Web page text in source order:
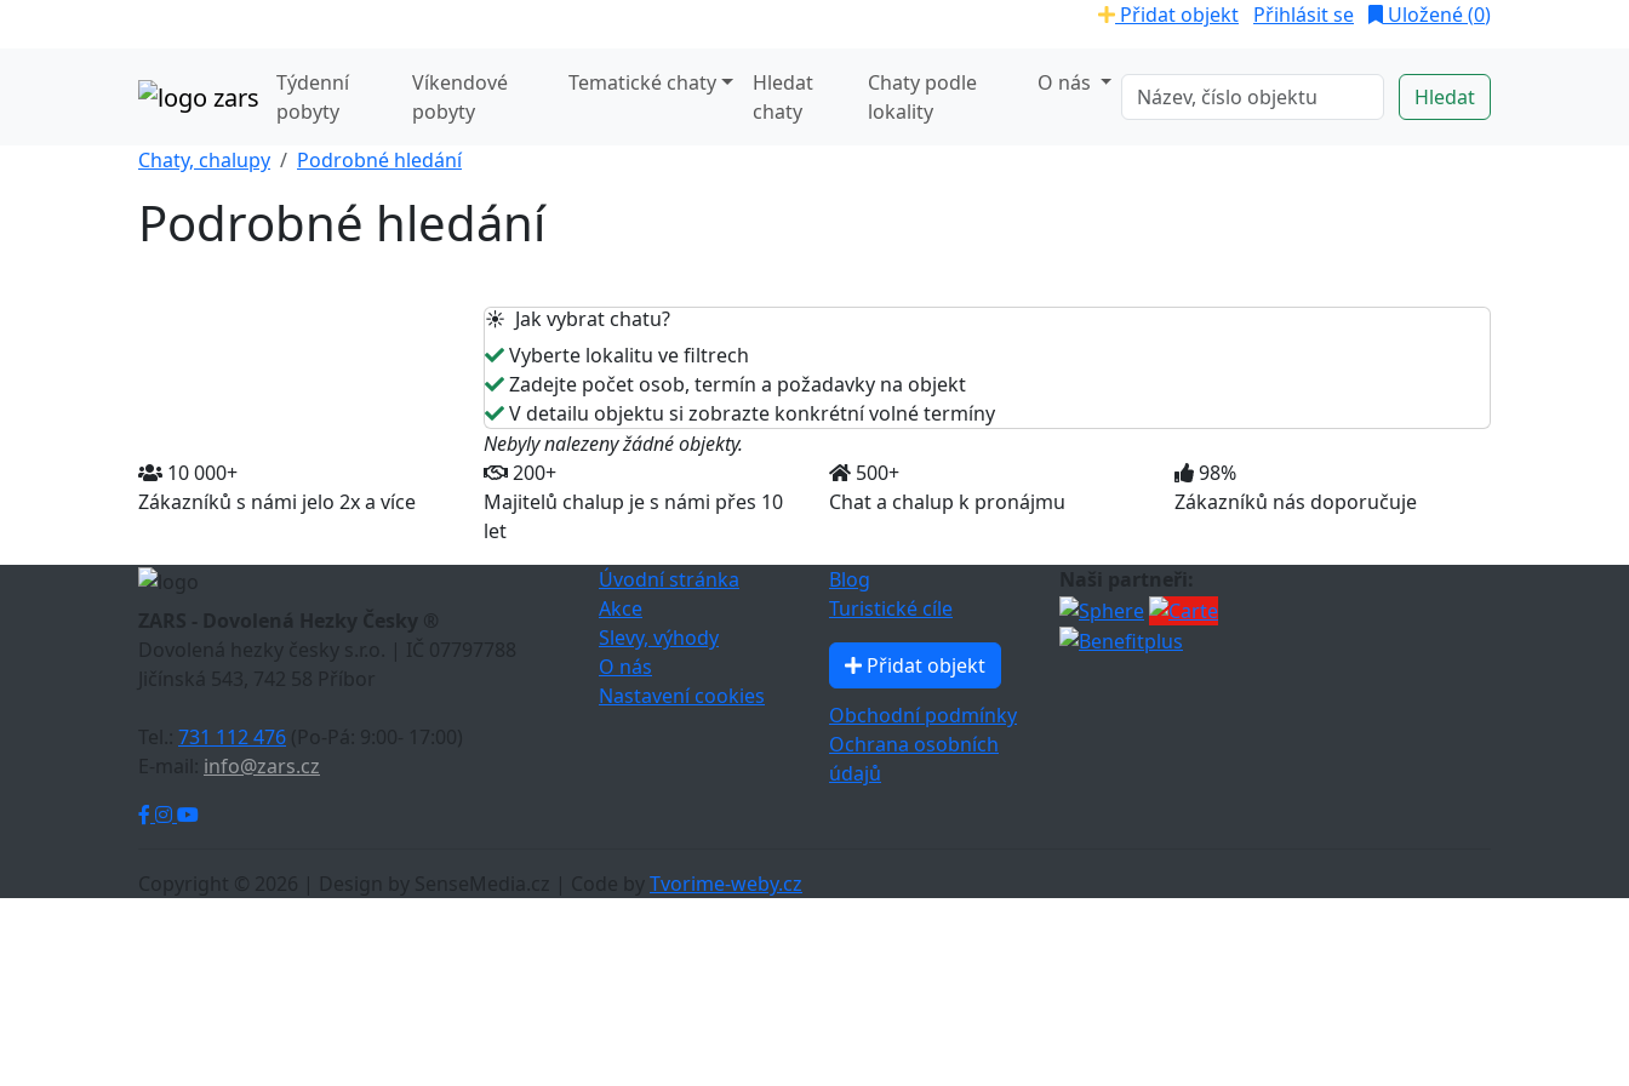
Přidat objekt Přihlásit se Uložené (0)
Týdenní
pobyty
Víkendové
pobyty
Tematické chaty
Hledat
chaty
Chaty podle
lokality
O nás
Chaty, chalupy Podrobné hledání
Podrobné hledání
☀️ Jak vybrat chatu?
Vyberte lokalitu ve filtrech
Zadejte počet osob, termín a požadavky na objekt
V detailu objektu si zobrazte konkrétní volné termíny
Nebyly nalezeny žádné objekty.
10 000+
Zákazníků s námi jelo 2x a více
200+
Majitelů chalup je s námi přes 10
let
500+
Chat a chalup k pronájmu
98%
Zákazníků nás doporučuje
ZARS - Dovolená Hezky Česky ®
Dovolená hezky česky s.r.o. | IČ 07797788
Jičínská 543, 742 58 Příbor
Tel.: 731 112 476 (Po-Pá: 9:00- 17:00)
E-mail: info@zars.cz
Úvodní stránka
Akce
Slevy, výhody
O nás
Nastavení cookies
Blog
Turistické cíle
Přidat objekt
Obchodní podmínky
Ochrana osobních
údajů
Naši partneři:
Copyright © 2026 | Design by SenseMedia.cz | Code by Tvorime-weby.cz